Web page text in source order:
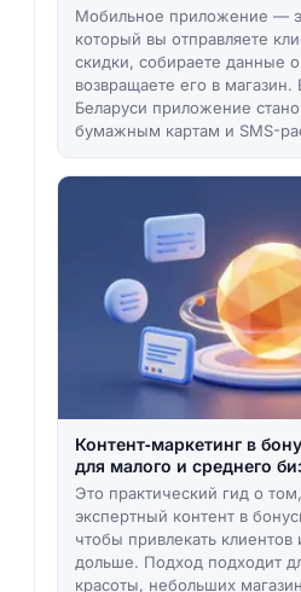
Мобильное приложение —
который вы отправляете
скидки, собираете данные
возвращаете его в магазин.
Беларуси приложение
бумажным картам и SMS-
Контент‑маркетинг в
для малого и среднего
Это практический гид о
экспертный контент в
чтобы привлекать клиентов
дольше. Подход подходит
красоты, небольших